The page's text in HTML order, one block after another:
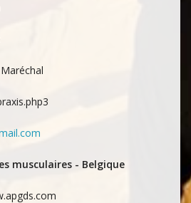
musculaires - Belgique